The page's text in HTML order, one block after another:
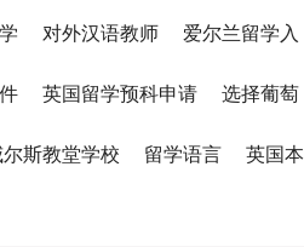
对外汉语教师 爱尔兰留学入
英国留学预科申请 选择葡萄
尔斯教堂学校 留学语言 英国本